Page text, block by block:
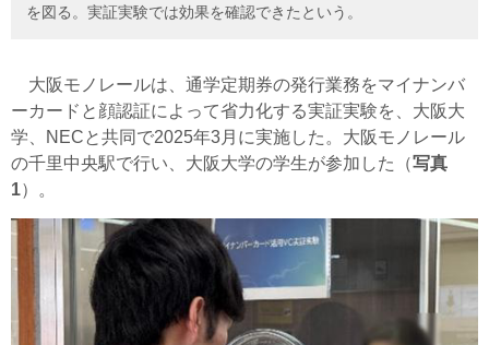
を図る。実証実験では効果を確認できたという。
大阪モノレールは、通学定期券の発行業務をマイナンバ
ーカードと顔認証によって省力化する実証実験を、大阪大
学、NECと共同で2025年3月に実施した。大阪モノレール
の千里中央駅で行い、大阪大学の学生が参加した（写真
1）。